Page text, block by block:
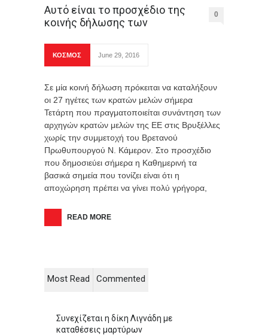
Αυτό είναι το προσχέδιο της
κοινής δήλωσης των
0
ΚΟΣΜΟΣ June 29, 2016
Σε μία κοινή δήλωση πρόκειται να καταλήξουν
οι 27 ηγέτες των κρατών μελών σήμερα
Τετάρτη που πραγματοποιείται συνάντηση των
αρχηγών κρατών μελών της ΕΕ στις Βρυξέλλες
χωρίς την συμμετοχή του Βρετανού
Πρωθυπουργού Ν. Κάμερον. Στο προσχέδιο
που δημοσιεύει σήμερα η Καθημερινή τα
βασικά σημεία που τονίζει είναι ότι η
αποχώρηση πρέπει να γίνει πολύ γρήγορα,
READ MORE
Most Read Commented
Συνεχίζεται η δίκη Λιγνάδη με
καταθέσεις μαρτύρων